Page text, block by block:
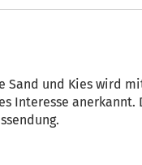
Sand und Kies wird
Interesse anerkannt.